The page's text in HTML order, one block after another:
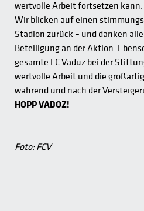
wertvolle Arbeit fortsetzen kann.
Wir blicken auf einen
Stadion zurück – und danken
Beteiligung an der Aktion.
gesamte FC Vaduz bei der
wertvolle Arbeit und die
während und nach der
HOPP VADOZ!
Foto: FCV